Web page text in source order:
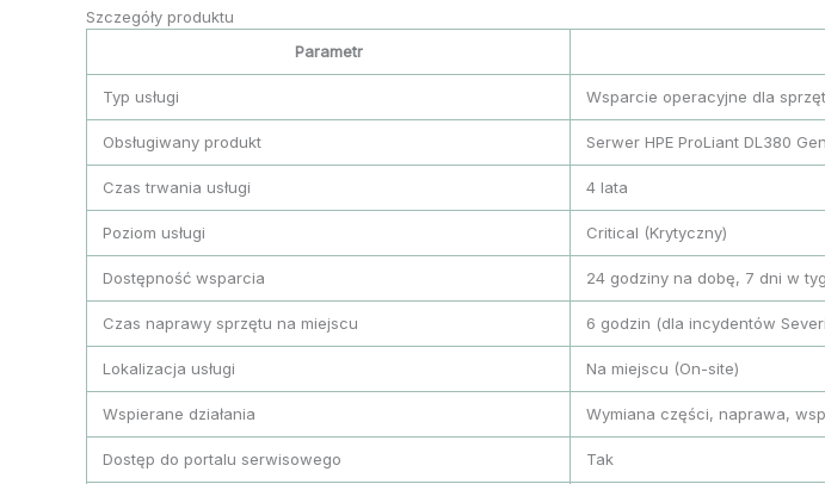
Szczegóły produktu
Parametr
Typ usługi Wsparcie operacyjne dla
Obsługiwany produkt Serwer HPE ProLiant DL380
Czas trwania usługi 4 lata
Poziom usługi Critical (Krytyczny)
Dostępność wsparcia 24 godziny na dobę, 7 dni w
Czas naprawy sprzętu na miejscu 6 godzin (dla incydentów
Lokalizacja usługi Na miejscu (On-site)
Wspierane działania Wymiana części, naprawa,
Dostęp do portalu serwisowego Tak